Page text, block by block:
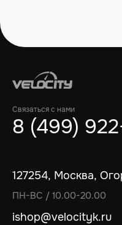
Связаться с нами
8 (499)
127254, Москва,
ПН-ВС / 10.00-20.00
ishop@velocityk.ru